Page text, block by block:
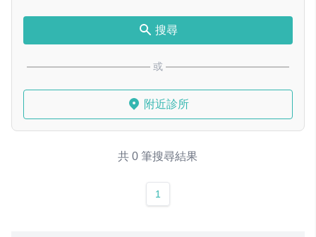
搜尋
或
附近診所
共 0 筆搜尋結果
1